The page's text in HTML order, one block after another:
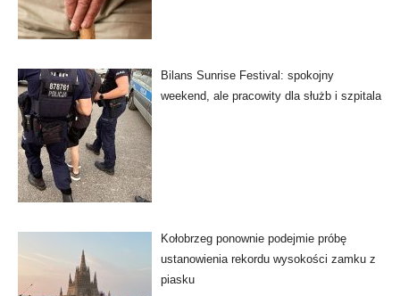
Bilans Sunrise Festival: spokojny
weekend, ale pracowity dla służb i szpitala
Kołobrzeg ponownie podejmie próbę
ustanowienia rekordu wysokości zamku z
piasku